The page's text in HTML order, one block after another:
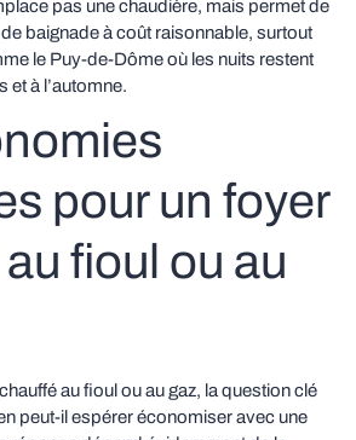
pas une chaudière, mais permet de
baignade à coût raisonnable, surtout
le Puy-de-Dôme où les nuits restent
et à l’automne.
pour un foyer
fioul ou au
au fioul ou au gaz, la question clé
peut‑il espérer économiser avec une